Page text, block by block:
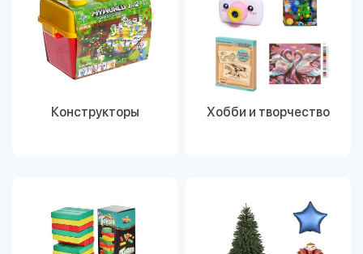
Конструкторы Хобби и творчество